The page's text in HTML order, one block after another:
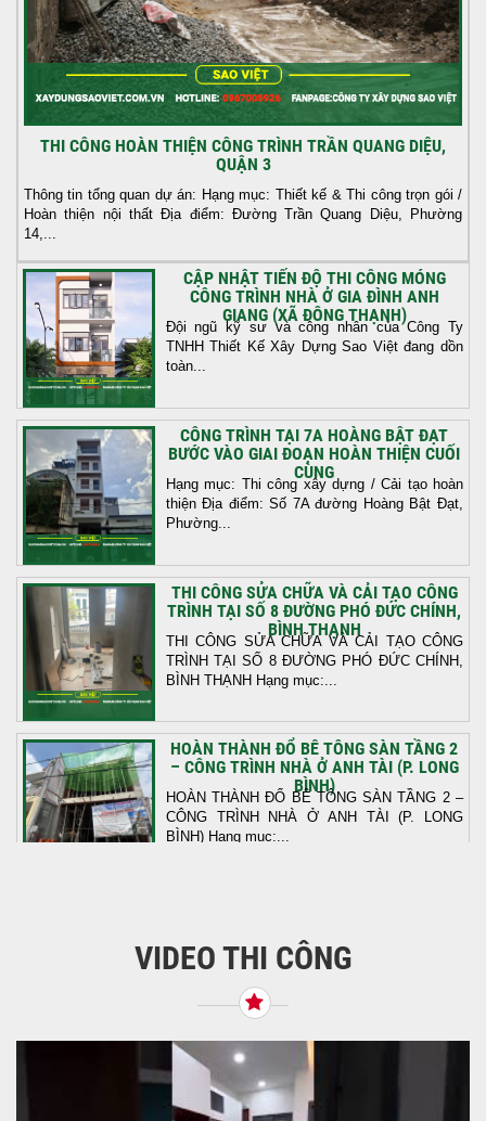
THI CÔNG HOÀN THIỆN CÔNG TRÌNH TRẦN QUANG DIỆU,
QUẬN 3
Thông tin tổng quan dự án: Hạng mục: Thiết kế & Thi công trọn gói /
Hoàn thiện nội thất Địa điểm: Đường Trần Quang Diệu, Phường
14,...
CẬP NHẬT TIẾN ĐỘ THI CÔNG MÓNG
CÔNG TRÌNH NHÀ Ở GIA ĐÌNH ANH
GIANG (XÃ ĐÔNG THẠNH)
Đội ngũ kỹ sư và công nhân của Công Ty
TNHH Thiết Kế Xây Dựng Sao Việt đang dồn
toàn...
CÔNG TRÌNH TẠI 7A HOÀNG BẬT ĐẠT
BƯỚC VÀO GIAI ĐOẠN HOÀN THIỆN CUỐI
CÙNG
Hạng mục: Thi công xây dựng / Cải tạo hoàn
thiện Địa điểm: Số 7A đường Hoàng Bật Đạt,
Phường...
THI CÔNG SỬA CHỮA VÀ CẢI TẠO CÔNG
TRÌNH TẠI SỐ 8 ĐƯỜNG PHÓ ĐỨC CHÍNH,
BÌNH THẠNH
THI CÔNG SỬA CHỮA VÀ CẢI TẠO CÔNG
TRÌNH TẠI SỐ 8 ĐƯỜNG PHÓ ĐỨC CHÍNH,
BÌNH THẠNH Hạng mục:...
HOÀN THÀNH ĐỔ BÊ TÔNG SÀN TẦNG 2
– CÔNG TRÌNH NHÀ Ở ANH TÀI (P. LONG
BÌNH)
HOÀN THÀNH ĐỔ BÊ TÔNG SÀN TẦNG 2 –
CÔNG TRÌNH NHÀ Ở ANH TÀI (P. LONG
BÌNH) Hạng mục:...
Tiếp nối sự tin tưởng từ quý khách hàng, vừa
qua Công Ty TNHH Thiết Kế Xây Dựng Sao
NHẬN CHÌA KHÓA – TRAO TỔ ẤM MỚI
TẠI PHƯỜNG AN LẠC
Địa điểm: Đường Lâm Hoành, phường An
VIDEO THI CÔNG